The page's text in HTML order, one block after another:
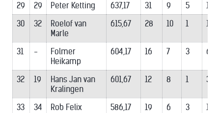
29
29 Peter Ketting 637,17 31 9 5
17
30
32
Roelof van
Marle
615,67 28 10 1 17
31 -
Folmer
Heikamp
604,17 16 7 3 6
32 19
Hans Jan van
Kralingen
601,67 12 8 1 3
33 34 Rob Felix 586,17 19 6 3 10